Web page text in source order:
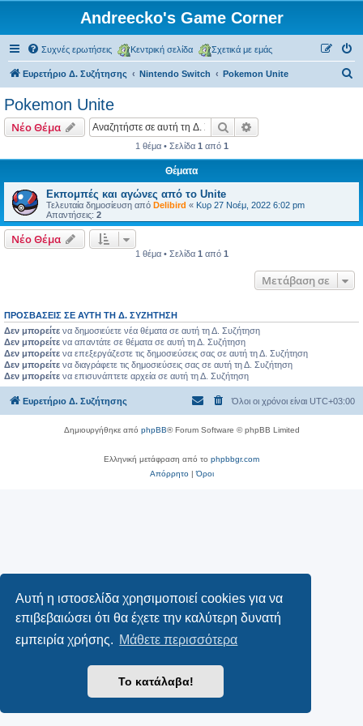
Αυτή η ιστοσελίδα χρησιμοποιεί cookies για να
επιβεβαιώσει ότι θα έχετε την καλύτερη δυνατή
εμπειρία χρήσης. Μάθετε περισσότερα
Το κατάλαβα!
Andreecko's Game Corner
Συχνές ερωτήσεις Κεντρική σελίδα Σχετικά με εμάς
Ευρετήριο Δ. Συζήτησης Nintendo Switch Pokemon Unite
η
Pokemon Unite
Νέο Θέμα Αναζήτηση
1 θέμα • Σελίδα 1 από 1
Θέματα
Εκπομπές και αγώνες από το Unite
Τελευταία δημοσίευση από Delibird « Κυρ 27 Νοέμ, 2022 6:02 pm
Απαντήσεις: 2
Νέο Θέμα
1 θέμα • Σελίδα 1 από 1
Μετάβαση σε
ΠΡΟΣΒΆΣΕΙΣ ΣΕ ΑΥΤΉ ΤΗ Δ. ΣΥΖΉΤΗΣΗ
Δεν μπορείτε να δημοσιεύετε νέα θέματα σε αυτή τη Δ. Συζήτηση
Δεν μπορείτε να απαντάτε σε θέματα σε αυτή τη Δ. Συζήτηση
Δεν μπορείτε να επεξεργάζεστε τις δημοσιεύσεις σας σε αυτή τη Δ. Συζήτηση
Δεν μπορείτε να διαγράφετε τις δημοσιεύσεις σας σε αυτή τη Δ. Συζήτηση
Δεν μπορείτε να επισυνάπτετε αρχεία σε αυτή τη Δ. Συζήτηση
Ευρετήριο Δ. Συζήτησης Όλοι οι χρόνοι είναι UTC+03:00
Δημιουργήθηκε από phpBB® Forum Software © phpBB Limited
Ελληνική μετάφραση από το phpbbgr.com
Απόρρητο|Όροι